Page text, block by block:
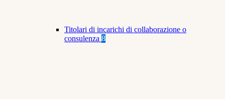
Titolari di incarichi di collaborazione o
consulenza 8